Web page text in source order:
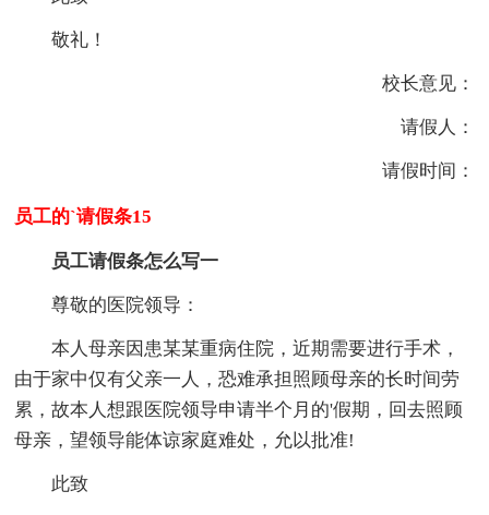
敬礼！
校长意见：
请假人：
请假时间：
员工的`请假条15
员工请假条怎么写一
尊敬的医院领导：
本人母亲因患某某重病住院，近期需要进行手术，
由于家中仅有父亲一人，恐难承担照顾母亲的长时间劳
累，故本人想跟医院领导申请半个月的'假期，回去照顾
母亲，望领导能体谅家庭难处，允以批准!
此致